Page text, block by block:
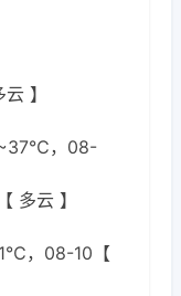
】
，08-
多云 】
，08-10【